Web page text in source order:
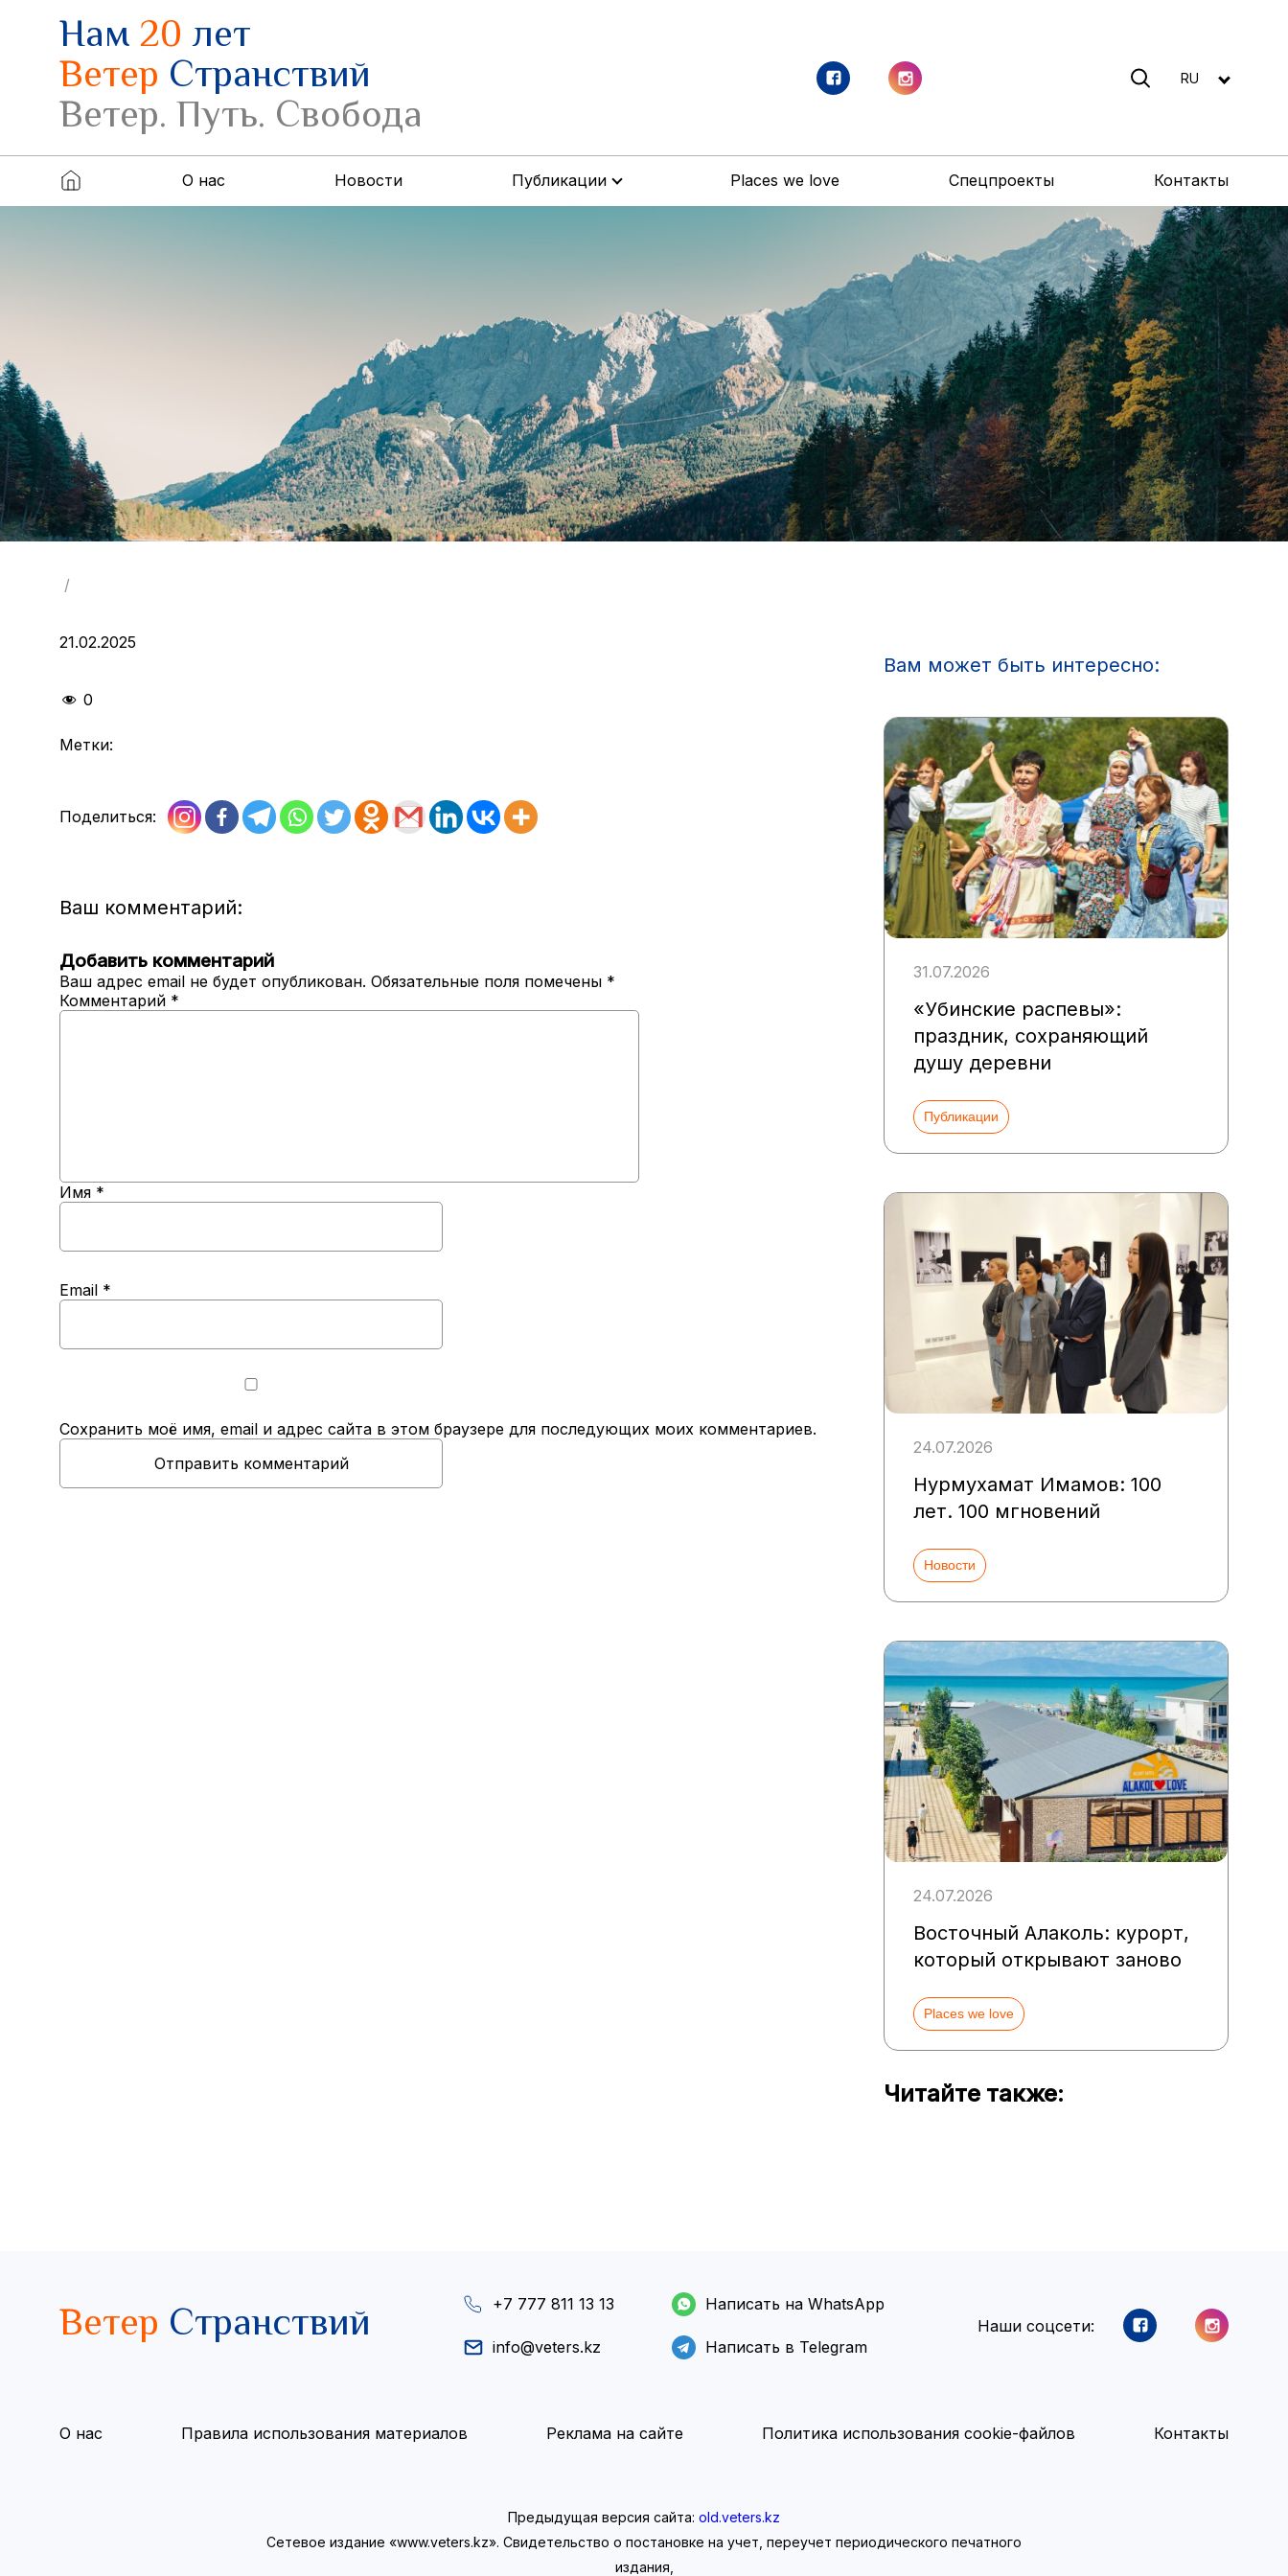
Нам20лет
Ветер Странствий
Ветер. Путь. Свобода
RU
О нас Новости Публикации Places we love Спецпроекты Контакты
/
21.02.2025
0
Метки:
Поделиться:
Ваш комментарий:
Добавить комментарий
Ваш адрес email не будет опубликован. Обязательные поля помечены *
Комментарий *
Имя *
Email *
Сохранить моё имя, email и адрес сайта в этом браузере для последующих моих комментариев.
Вам может быть интересно:
31.07.2026
«Убинские распевы»:
праздник, сохраняющий
душу деревни
Публикации
24.07.2026
Нурмухамат Имамов: 100
лет. 100 мгновений
Новости
24.07.2026
Восточный Алаколь: курорт,
который открывают заново
Places we love
Читайте также:
Ветер Странствий +7 777 811 13 13
info@veters.kz
Написать на WhatsApp
Написать в Telegram
Наши соцсети:
О нас Правила использования материалов Реклама на сайте Политика использования cookie-файлов Контакты
Предыдущая версия сайта: old.veters.kz
Сетевое издание «www.veters.kz». Свидетельство о постановке на учет, переучет периодического печатного
издания,